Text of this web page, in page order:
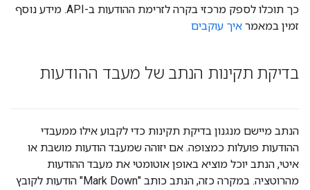
כך תוכלו לספק מרכזי בקרה לזרימת ההודעות ב-API. מידע נוסף
זמין במאמר איך עוקבים
בדיקת תקינות הנתב של מעבד ההודעות
הנתב מיישם מנגנון בדיקת תקינות כדי לקבוע אילו ממעבדי
ההודעות פועלות כמצופה. אם יזוהה שמעבד הודעות מושבת או
איטי, הנתב יוכל מוציא באופן אוטומטי את מעבד ההודעות
מהרוטציה. במקרה כזה, הנתב כותב "Mark Down" הודעות לקובץ